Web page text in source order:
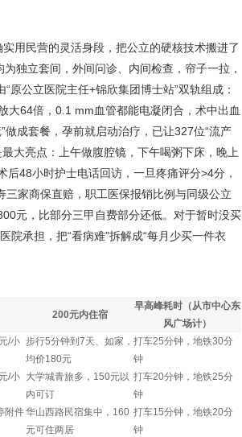
用民营的灵活身段，把公立的硬核技术搬进了
独立套间，外间问诊、内间检查，帘子一拉，
原公立医院主任+锦欣集团博士站”双轨组成：
大64倍，0.1 mm血管都能电凝闭合，术中出血
成套餐，孕前就启动治疗，已让327位“流产
大亮点：上午做腹腔镜，下午喝粥下床，晚上
48小时护士电话回访，一旦疼痛评分>4分，
家商保直赔，职工医保报销比例与同级公立
元，比部分三甲自费部分还低。对于暂时没买
院承担，把“看病难”拆解成“每月少买一件衣
200元内住宿
早高峰耗时（从市中心东
风广场计）
/小 步行5分钟到7天、如家，
均价180元
打车25分钟，地铁30分
钟
/小 大学城青旅多，150元以
内可订
打车20分钟，地铁25分
钟
附件华山西路民宿集中，160
元可住两居
打车15分钟，地铁20分
钟